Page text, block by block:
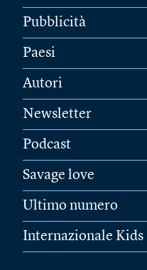
Pubblicità
Paesi
Autori
Newsletter
Podcast
Savage love
Ultimo numero
Internazionale Kids